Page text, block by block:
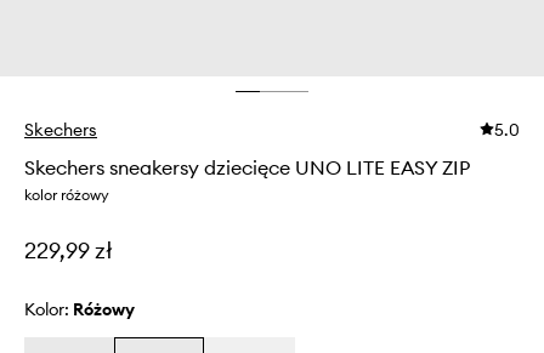
Skechers 5.0
Skechers sneakersy dziecięce UNO LITE EASY ZIP
kolor różowy
229,99 zł
Kolor: różowy